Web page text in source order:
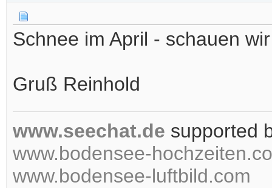
Schnee im April - schauen
Gruß Reinhold
www.seechat.de supported
www.bodensee-
www.bodensee-luftbild.com